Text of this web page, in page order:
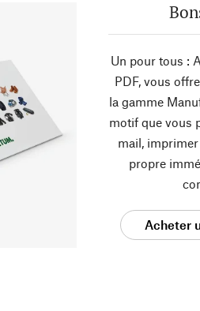
Un pour tous :
PDF, vous
la gamme
motif que vous
mail,
propre
Acheter